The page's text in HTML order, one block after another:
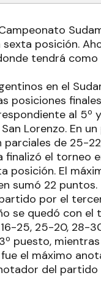
posición.
tendrá
en el
posiciones
al 5º
Lorenzo. En
parciales de 25-
el torneo
posición. El
sumó 22 puntos.
por el
se quedó con
25, 25-20, 28-
puesto,
el máximo
del partido